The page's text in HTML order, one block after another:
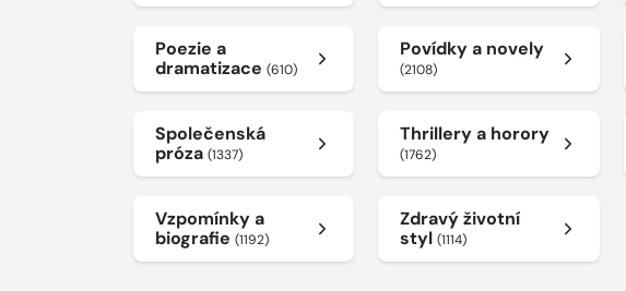
Poezie a
dramatizace (610)
Povídky a novely
(2108)
Společenská
próza (1337)
Thrillery a horory
(1762)
Vzpomínky a
biografie (1192)
Zdravý životní
styl(1114)